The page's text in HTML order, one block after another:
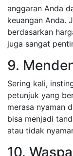
anggaran Anda
keuangan Anda.
berdasarkan
juga sangat
9.
Sering kali,
petunjuk yang
merasa nyaman
bisa menjadi
atau tidak
10.